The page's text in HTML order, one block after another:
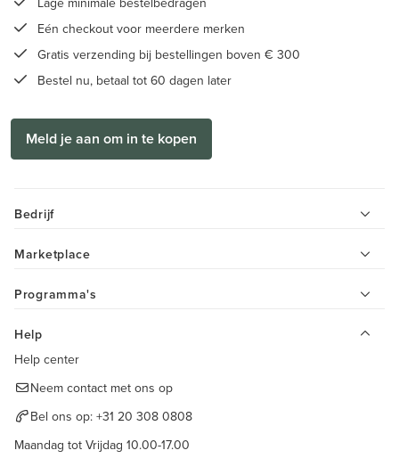
Eén checkout voor meerdere merken
Gratis verzending bij bestellingen boven € 300
Bestel nu, betaal tot 60 dagen later
Meld je aan om in te kopen
Bedrijf
Marketplace
Programma's
Help
Help center
Neem contact met ons op
Bel ons op: +31 20 308 0808
Maandag tot Vrijdag 10.00-17.00